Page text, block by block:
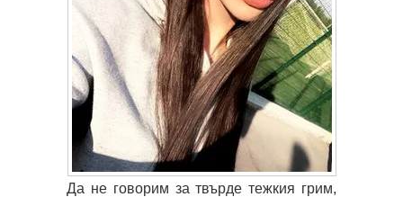
Да не говорим за твърде тежкия грим,